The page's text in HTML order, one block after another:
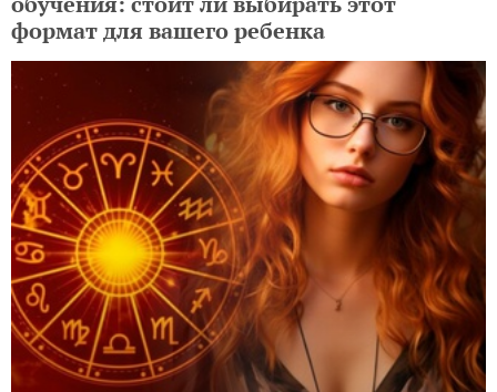
формат для вашего ребенка